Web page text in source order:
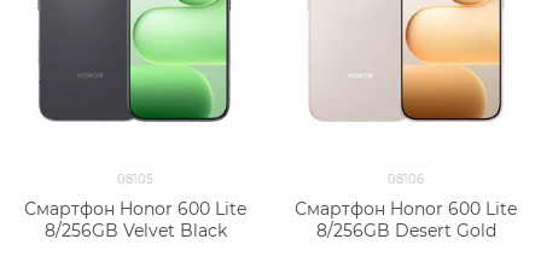
08105
Смартфон Honor 600 Lite
8/256GB Velvet Black
08106
Смартфон Honor 600 Lite
8/256GB Desert Gold